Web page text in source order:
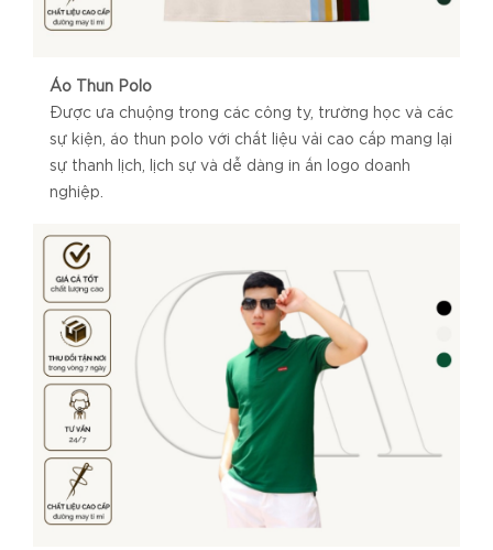
Áo Thun Polo
Được ưa chuộng trong các công ty, trường học và các
sự kiện, áo thun polo với chất liệu vải cao cấp mang lại
sự thanh lịch, lịch sự và dễ dàng in ấn logo doanh
nghiệp.